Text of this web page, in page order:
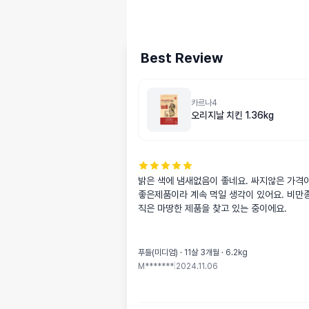
Best Review
카르나4
오리지날 치킨 1.36kg
밝은 색에 냄새없음이 좋네요. 싸지않은 가격
좋은제품이라 계속 먹일 생각이 있어요. 비만
직은 마땅한 제품을 찾고 있는 중이에요.
푸들(미디엄) · 11살 3개월 · 6.2kg
M******* 2024.11.06